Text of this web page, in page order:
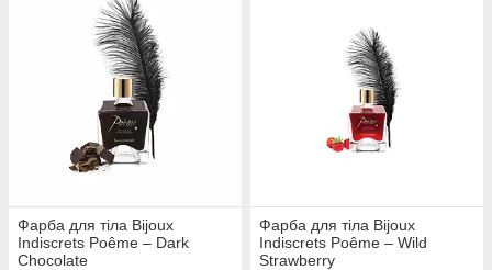
Фарба для тіла Bijoux
Indiscrets Poême – Dark
Chocolate
Фарба для тіла Bijoux
Indiscrets Poême – Wild
Strawberry